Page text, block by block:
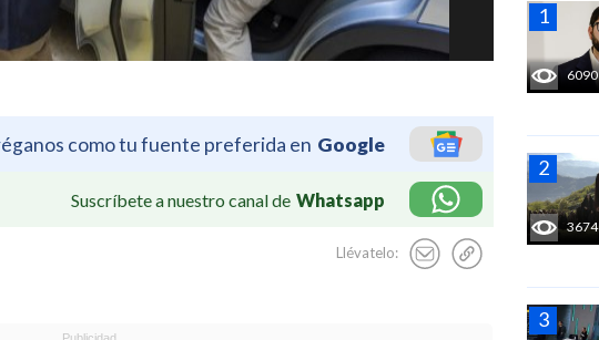
como tu fuente preferida en Google
Suscríbete a nuestro canal de Whatsapp
Llévatelo:
6090
3674